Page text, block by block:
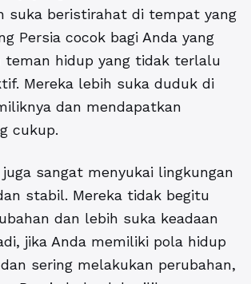
suka beristirahat di tempat yang
Persia cocok bagi Anda yang
teman hidup yang tidak terlalu
Mereka lebih suka duduk di
dan mendapatkan
cukup.
juga sangat menyukai lingkungan
stabil. Mereka tidak begitu
dan lebih suka keadaan
jika Anda memiliki pola hidup
sering melakukan perubahan,